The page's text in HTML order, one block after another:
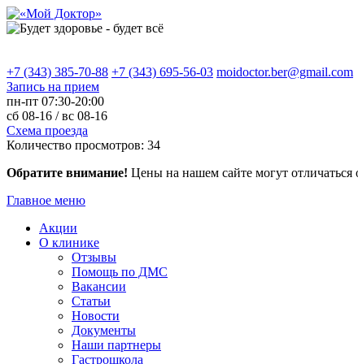
+7 (343) 385-70-88 +7 (343) 695-56-03 moidoctor.ber@gmail.com
Запись на прием
пн-пт 07:30-20:00
сб 08-16 /вс 08-16
Схема проезда
Количество просмотров: 34
Обратите внимание! Цены на нашем сайте могут
Главное меню
Акции
О клинике
Отзывы
Помощь по ДМС
Вакансии
Статьи
Новости
Документы
Наши партнеры
Гастрошкола